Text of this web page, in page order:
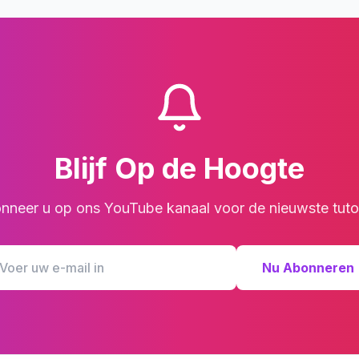
Blijf Op de Hoogte
u op ons YouTube kanaal voor de nieuwste
Nu Abonneren